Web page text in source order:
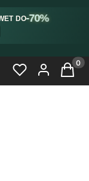
DO-70%